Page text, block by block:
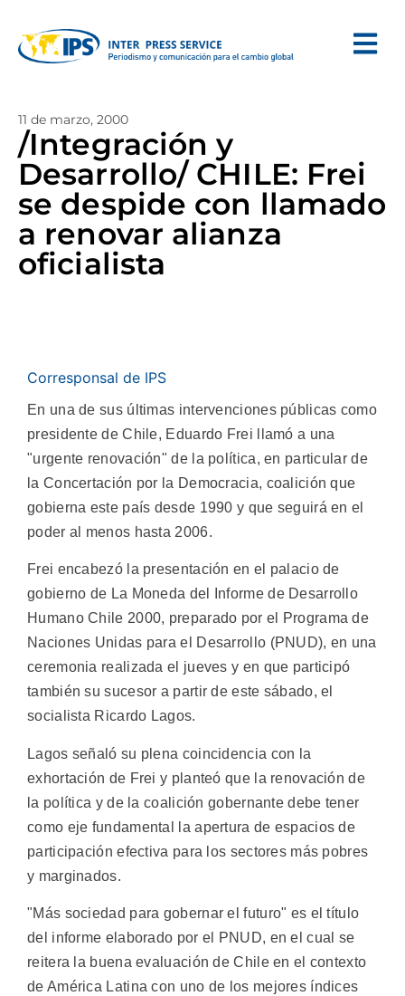
11 de marzo, 2000
/Integración y
Desarrollo/ CHILE: Frei
se despide con llamado
a renovar alianza
oficialista
Corresponsal de IPS
En una de sus últimas intervenciones públicas como
presidente de Chile, Eduardo Frei llamó a una
"urgente renovación" de la política, en particular de
la Concertación por la Democracia, coalición que
gobierna este país desde 1990 y que seguirá en el
poder al menos hasta 2006.
Frei encabezó la presentación en el palacio de
gobierno de La Moneda del Informe de Desarrollo
Humano Chile 2000, preparado por el Programa de
Naciones Unidas para el Desarrollo (PNUD), en una
ceremonia realizada el jueves y en que participó
también su sucesor a partir de este sábado, el
socialista Ricardo Lagos.
Lagos señaló su plena coincidencia con la
exhortación de Frei y planteó que la renovación de
la política y de la coalición gobernante debe tener
como eje fundamental la apertura de espacios de
participación efectiva para los sectores más pobres
y marginados.
"Más sociedad para gobernar el futuro" es el título
del informe elaborado por el PNUD, en el cual se
reitera la buena evaluación de Chile en el contexto
de América Latina con uno de los mejores índices